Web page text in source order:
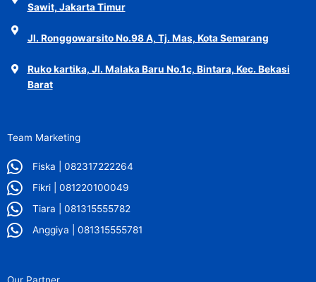
Sawit, Jakarta Timur
Jl. Ronggowarsito No.98 A, Tj. Mas, Kota Semarang
Ruko kartika, Jl. Malaka Baru No.1c, Bintara, Kec. Bekasi
Barat
Team Marketing
Fiska | 082317222264
Fikri | 081220100049
Tiara | 081315555782
Anggiya | 081315555781
Our Partner